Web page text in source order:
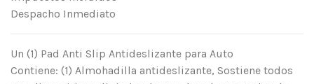
Despacho Inmediato
Un (1) Pad Anti Slip Antideslizante para Auto
Contiene: (1) Almohadilla antideslizante, Sostiene todos